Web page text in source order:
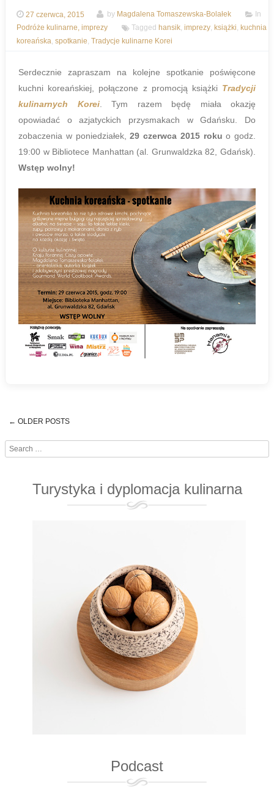
27 czerwca, 2015 by Magdalena Tomaszewska-Bolałek
In
Podróże kulinarne, imprezy
Tagged hansik, imprezy, książki, kuchnia
koreańska, spotkanie, Tradycje kulinarne Korei
Serdecznie zapraszam na kolejne spotkanie poświęcone
kuchni koreańskiej, połączone z promocją książki Tradycji
kulinarnych Korei. Tym razem będę miała okazję
opowiadać o azjatyckich przysmakach w Gdańsku. Do
zobaczenia w poniedziałek,29 czerwca 2015 roku o godz.
19:00 w Bibliotece Manhattan (al. Grunwaldzka 82, Gdańsk).
Wstęp wolny!
Post navigation
← OLDER POSTS
Search
Turystyka i dyplomacja kulinarna
Podcast